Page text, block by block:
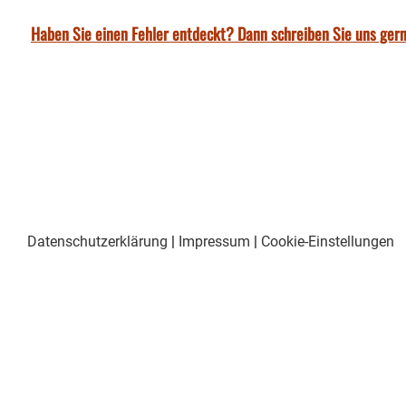
Haben Sie einen Fehler entdeckt? Dann schreiben Sie uns
Datenschutzerklärung | Impressum | Cookie-Einstellungen